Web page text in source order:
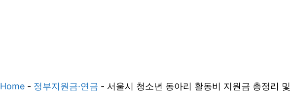
Home - 정부지원금·연금 - 서울시 청소년 동아리 활동비 지원금 총정리 및